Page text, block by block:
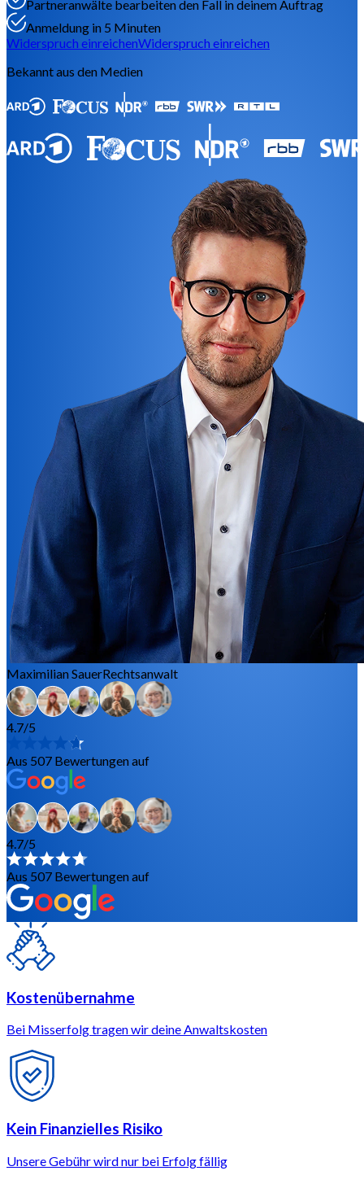
Partneranwälte bearbeitenden Fall in deinem Auftrag
Anmeldung in 5 Minuten
Widerspruch einreichenWiderspruch einreichen
Bekannt aus den Medien
Maximilian SauerRechtsanwalt
4.7/5
Aus 507 Bewertungen auf
4.7/5
Aus 507 Bewertungen auf
Kostenübernahme
Bei Misserfolg tragen wir deine Anwaltskosten
Kein Finanzielles Risiko
Unsere Gebühr wird nur bei Erfolg fällig